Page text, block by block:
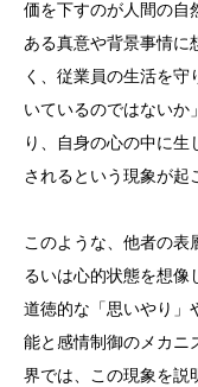
価を下すのが人間の自
ある真意や背景事情に
く、従業員の生活を
いているのではないか
り、自身の心の中に
されるという現象が起
このような、他者の表
るいは心的状態を想像
道徳的な「思いやり」
能と感情制御のメカニ
界では、この現象を説